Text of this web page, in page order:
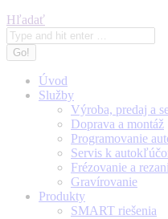
Search:
Hľadať
Úvod
Služby
Výroba, predaj a
Doprava a montáž
Programovanie
Servis k
Frézovanie a
Gravírovanie
Produkty
SMART riešenia